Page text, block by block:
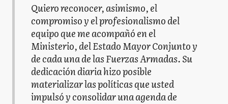
Quiero reconocer, asimismo, el
compromiso y el profesionalismo del
equipo que me acompañó en el
Ministerio, del Estado Mayor Conjunto y
de cada una de las Fuerzas Armadas. Su
dedicación diaria hizo posible
materializar las políticas que usted
impulsó y consolidar una agenda de